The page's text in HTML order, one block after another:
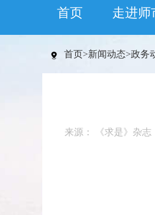
首页 走进师
首页>新闻动态>政务
来源： 《求是》杂